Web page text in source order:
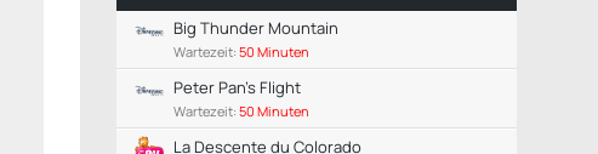
Big Thunder Mountain
Wartezeit: 50 Minuten
Peter Pan's Flight
Wartezeit: 50 Minuten
La Descente du Colorado